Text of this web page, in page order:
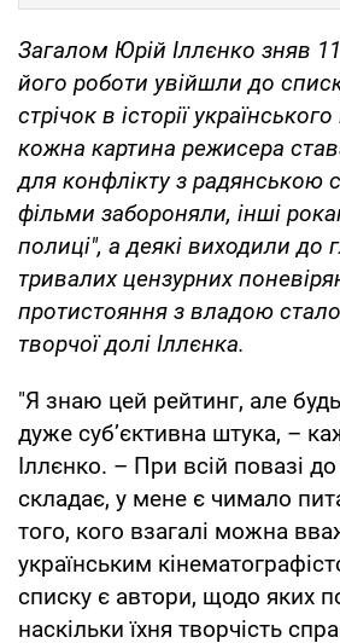
Загалом Юрій Іллєнко зняв
його роботи увійшли до
стрічок в історії
кожна картина режисера
для конфлікту з радянською
фільми забороняли, інші
полиці", а деякі виходили до
тривалих цензурних
протистояння з владою
творчої долі Іллєнка.
"Я знаю цей рейтинг, але
дуже суб’єктивна штука, –
Іллєнко. – При всій повазі до
складає, у мене є чимало
того, кого взагалі можна
українським
списку є автори, щодо яких
наскільки їхня творчість